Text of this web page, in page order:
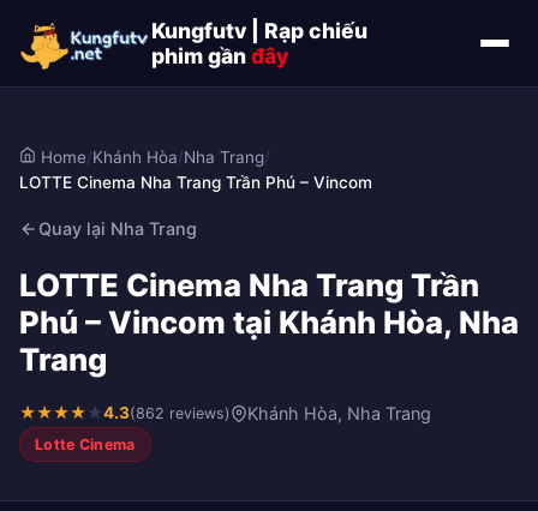
Kungfutv | Rạp chiếu
phim gầnđây
Home/Khánh Hòa/Nha Trang/
LOTTE Cinema Nha Trang Trần Phú – Vincom
Quay lại Nha Trang
LOTTE Cinema Nha Trang Trần
Phú – Vincom tại Khánh Hòa, Nha
Trang
★★★★★4.3(862 reviews) Khánh Hòa, Nha Trang
Lotte Cinema